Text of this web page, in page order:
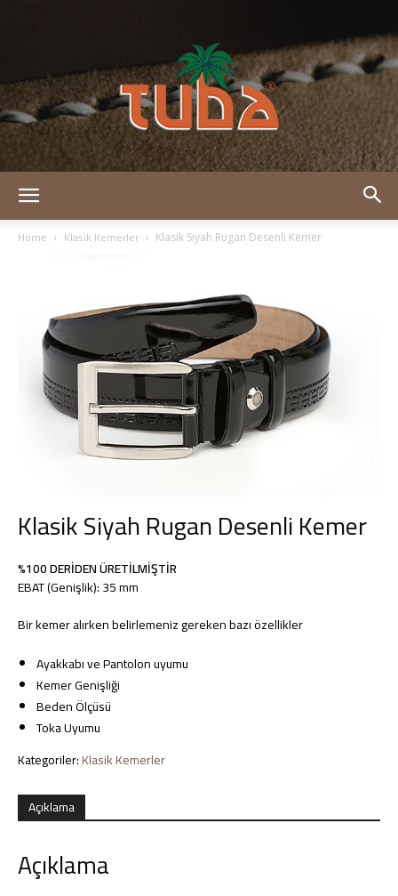
Tuba
–
Deri
Aksesuarlar
Home Klasik Kemerler Klasik Siyah Rugan Desenli Kemer
Klasik Siyah Rugan Desenli Kemer
%100 DERİDEN ÜRETİLMİŞTİR
EBAT (Genişlik): 35 mm
Bir kemer alırken belirlemeniz gereken bazı özellikler
Ayakkabı ve Pantolon uyumu
Kemer Genişliği
Beden Ölçüsü
Toka Uyumu
Kategoriler:Klasik Kemerler
Açıklama
Açıklama